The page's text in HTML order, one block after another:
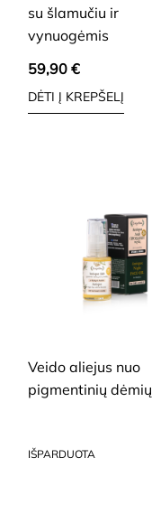
su šlamučiu ir
vynuogėmis
59,90€
DĖTI Į KREPŠELĮ
Veido aliejus nuo
pigmentinių dėmių
IŠPARDUOTA